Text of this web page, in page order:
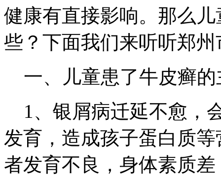
健康有直接影响。那么
些？下面我们来听听郑
一、儿童患了牛皮癣的
1、银屑病迁延不愈，
发育，造成孩子蛋白质
者发育不良，身体素质